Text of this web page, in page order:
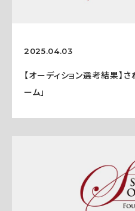
2025.04.03
【オーディション選考結果】
ーム」